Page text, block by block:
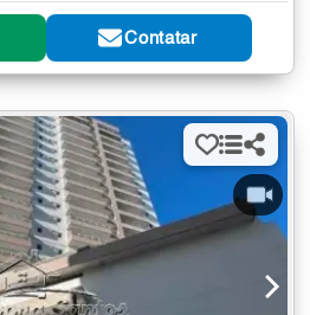
Contatar